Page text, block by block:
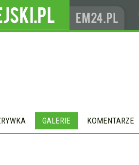
GALERIE KOMENTARZE